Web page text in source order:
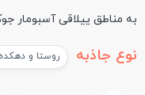
به مناطق ییلاقی آسبومار
نوع جاذبه روستا و دهکده